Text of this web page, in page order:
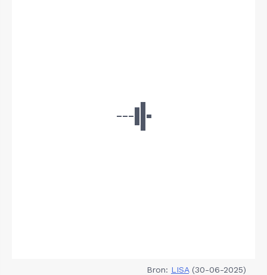
Bron: LISA(30-06-2025)